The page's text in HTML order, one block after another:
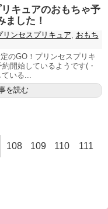
キュアのおもちゃ予
ました！
リンセスプリキュア, おもち
のGO！プリンセスプリキ
開始しているようです(・
いる...
を読む
108 109 110 111